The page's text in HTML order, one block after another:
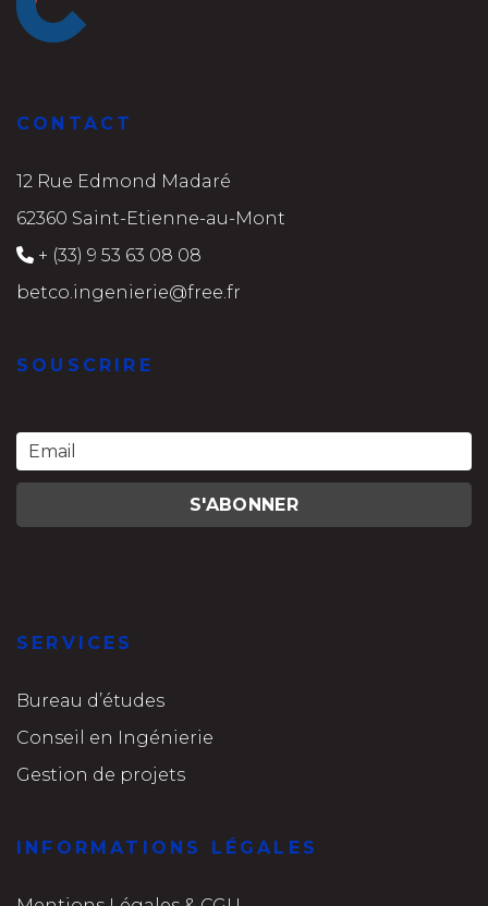
CONTACT
12 Rue Edmond Madaré
62360 Saint-Etienne-au-Mont
+ (33) 9 53 63 08 08
betco.ingenierie@free.fr
SOUSCRIRE
SERVICES
Bureau d’études
Conseil en Ingénierie
Gestion de projets
INFORMATIONS LÉGALES